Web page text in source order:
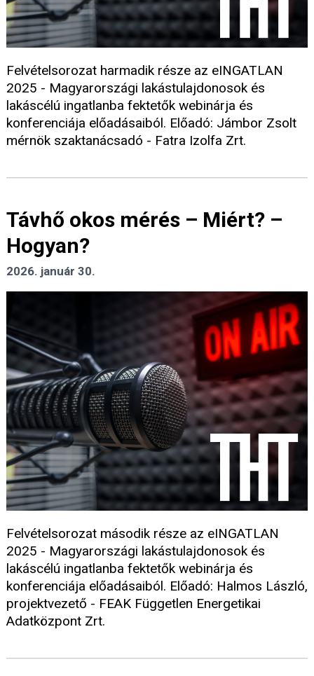
Felvételsorozat harmadik része az eINGATLAN
2025 - Magyarországi lakástulajdonosok és
lakáscélú ingatlanba fektetők webinárja és
konferenciája előadásaiból. Előadó: Jámbor Zsolt
mérnök szaktanácsadó - Fatra Izolfa Zrt.
Távhő okos mérés – Miért? –
Hogyan?
2026. január 30.
Felvételsorozat második része az eINGATLAN
2025 - Magyarországi lakástulajdonosok és
lakáscélú ingatlanba fektetők webinárja és
konferenciája előadásaiból. Előadó: Halmos László,
projektvezető - FEAK Független Energetikai
Adatközpont Zrt.